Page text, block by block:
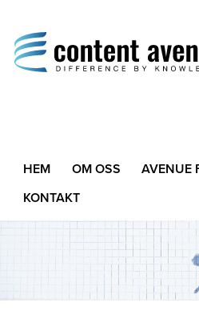
Difference by
HEM OM OSS AVENUE
KONTAKT